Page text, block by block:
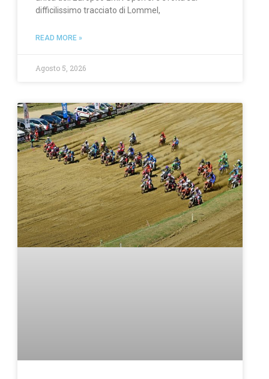
difficilissimo tracciato di Lommel,
READ MORE »
Agosto 5, 2026